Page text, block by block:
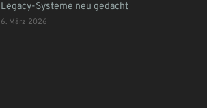
Legacy-Systeme neu gedacht
6. März 2026